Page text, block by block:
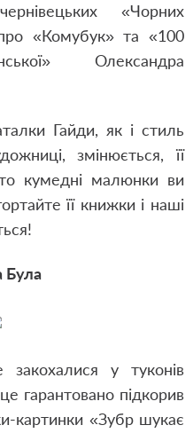
«Чорних
«Комубук» та «100
Олександра
Гайди, як і стиль
змінюється, її
кумедні малюнки ви
її книжки і наші
Була
у туконів
гарантовано підкорив
картинки «Зубр шукає